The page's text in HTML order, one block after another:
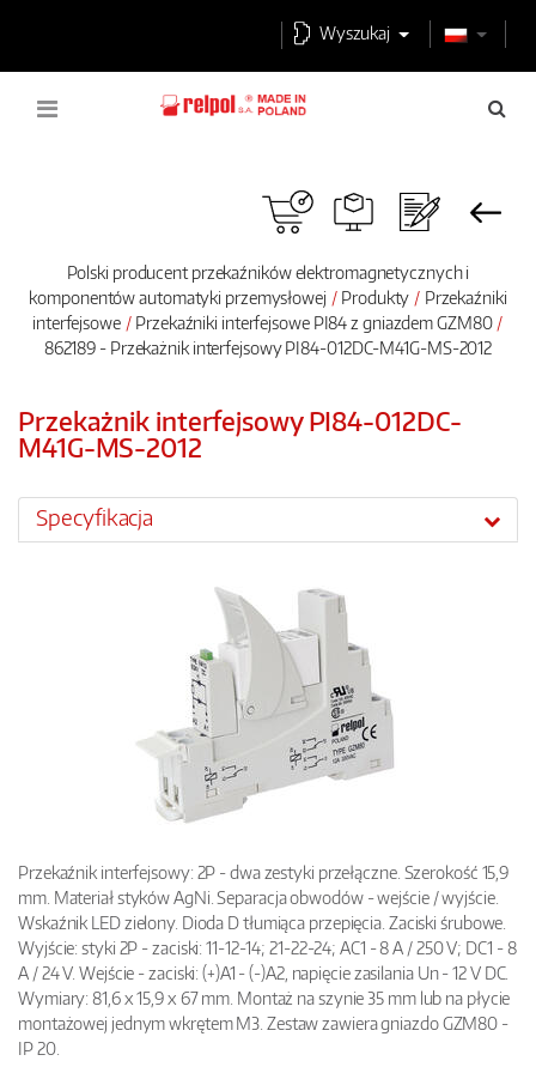
Wyszukaj
Polski producent przekaźników elektromagnetycznych i
komponentów automatyki przemysłowej
Produkty
Przekaźniki
interfejsowe
Przekaźniki interfejsowe PI84 z gniazdem GZM80
862189 - Przekażnik interfejsowy PI84-012DC-M41G-MS-2012
Przekażnik interfejsowy PI84-012DC-
M41G-MS-2012
Specyfikacja
Przekaźnik interfejsowy: 2P - dwa zestyki przełączne. Szerokość 15,9
mm. Materiał styków AgNi. Separacja obwodów - wejście / wyjście.
Wskaźnik LED zielony. Dioda D tłumiąca przepięcia. Zaciski śrubowe.
Wyjście: styki 2P - zaciski: 11-12-14; 21-22-24; AC1 - 8 A / 250 V; DC1 - 8
A / 24 V. Wejście - zaciski: (+)A1 - (-)A2, napięcie zasilania Un - 12 V DC.
Wymiary: 81,6 x 15,9 x 67 mm. Montaż na szynie 35 mm lub na płycie
montażowej jednym wkrętem M3. Zestaw zawiera gniazdo GZM80 -
IP 20.